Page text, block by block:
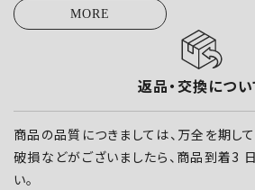
MORE
返品・交換につい
商品の品質につきましては、万全を期し
破損などがございましたら、商品到着3
い。